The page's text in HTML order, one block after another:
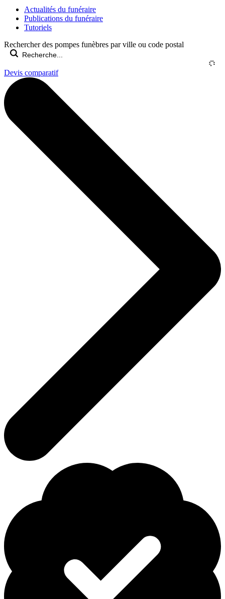
Actualités du funéraire
Publications du funéraire
Tutoriels
Rechercher des pompes funèbres par ville ou code postal
Devis comparatif